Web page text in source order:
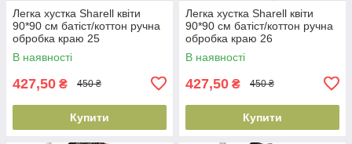
Легка хустка Sharell квіти
90*90 см батіст/коттон ручна
обробка краю 25
В наявності
427,50 ₴ 450 ₴
Купити
Легка хустка Sharell квіти
90*90 см батіст/коттон ручна
обробка краю 26
В наявності
427,50 ₴ 450 ₴
Купити